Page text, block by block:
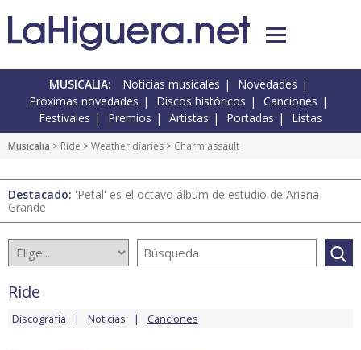
MUSICALIA: Noticias musicales
Novedades
Próximas novedades
Discos históricos
Canciones
Festivales
Premios Artistas Portadas Listas
Musicalia > Ride >Weather diaries > Charm assault
Destacado: 'Petal' es el octavo álbum de estudio de Ariana
Grande
Ride
Discografía Noticias Canciones